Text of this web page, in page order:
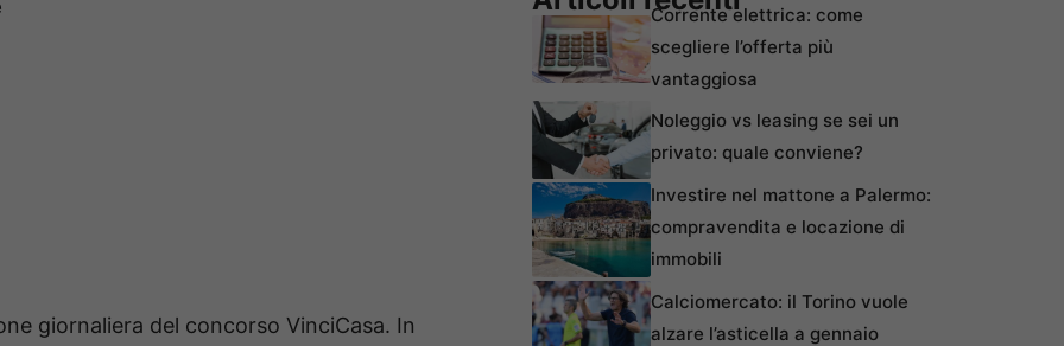
giornaliera del concorso VinciCasa. In
Corrente elettrica: come
scegliere l’offerta più
vantaggiosa
Noleggio vs leasing se sei un
privato: quale conviene?
Investire nel mattone a Palermo:
compravendita e locazione di
immobili
Calciomercato: il Torino vuole
alzare l’asticella a gennaio